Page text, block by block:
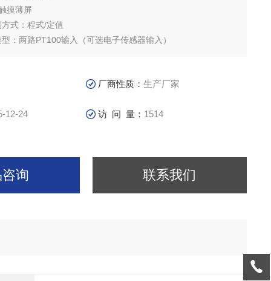
薄屏
：程式/定值
两路PT100输入（可选电子传感器输入）
厂商性质：生产厂家
12-24 访 问 量： 1514
询 联系我们